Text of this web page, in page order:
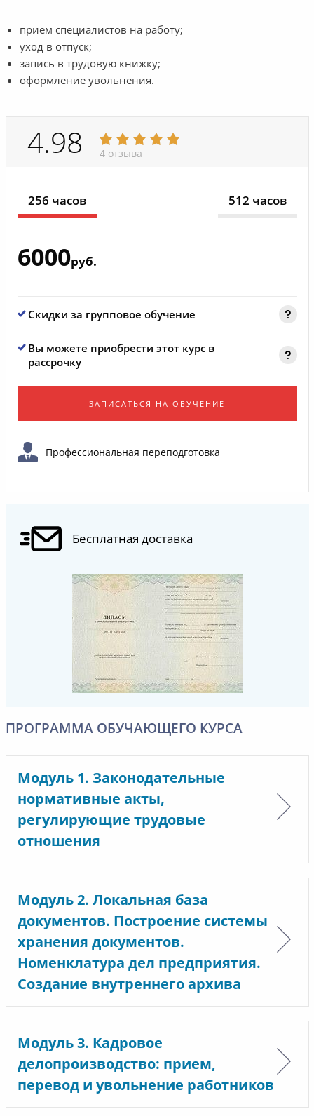
прием специалистов на работу;
уход в отпуск;
запись в трудовую книжку;
оформление увольнения.
4.98 4 отзыва
256 часов 512 часов
6000руб.
Скидки за групповое обучение
Вы можете приобрести этот курс в
рассрочку
ЗАПИСАТЬСЯ НА ОБУЧЕНИЕ
Профессиональная переподготовка
Бесплатная доставка
ПРОГРАММА ОБУЧАЮЩЕГО КУРСА
Модуль 1. Законодательные
нормативные акты,
регулирующие трудовые
отношения
Модуль 2. Локальная база
документов. Построение системы
хранения документов.
Номенклатура дел предприятия.
Создание внутреннего архива
Модуль 3. Кадровое
делопроизводство: прием,
перевод и увольнение работников